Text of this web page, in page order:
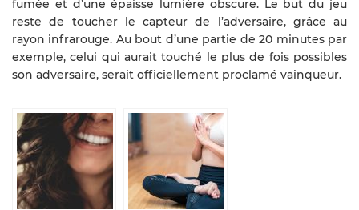
fumée et d’une épaisse lumière obscure. Le but du jeu
reste de toucher le capteur de l’adversaire, grâce au
rayon infrarouge. Au bout d’une partie de 20 minutes par
exemple, celui qui aurait touché le plus de fois possibles
son adversaire, serait officiellement proclamé vainqueur.